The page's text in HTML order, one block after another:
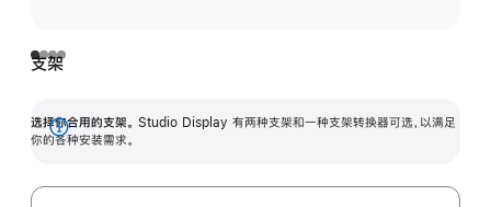
支架
选择你合用的支架。 Studio Display 有两种支架和一种支架转换器可选，以满足
你的各种安装需求。
展